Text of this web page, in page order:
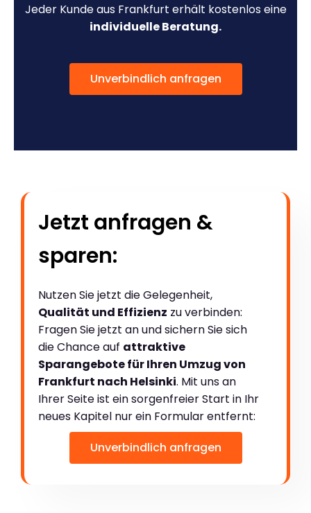
Jeder Kunde aus Frankfurt erhält kostenlos eine
individuelle Beratung.
Unverbindlich anfragen
Jetzt anfragen &
sparen:
Nutzen Sie jetzt die Gelegenheit,
Qualität und Effizienz zu verbinden:
Fragen Sie jetzt an und sichern Sie sich
die Chance auf attraktive
Sparangebote für Ihren Umzug von
Frankfurt nach Helsinki. Mit uns an
Ihrer Seite ist ein sorgenfreier Start in Ihr
neues Kapitel nur ein Formular entfernt:
Unverbindlich anfragen